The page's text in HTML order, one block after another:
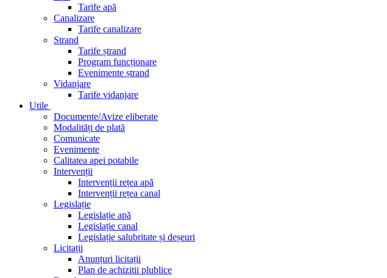
Tarife apă
Canalizare
Tarife canalizare
Strand
Tarife ștrand
Program funcționare
Evenimente ștrand
Vidanjare
Tarife vidanjare
Utile
Documente/Avize eliberate
Modalități de plată
Comunicate
Evenimente
Calitatea apei potabile
Intervenții
Intervenții rețea apă
Intervenții rețea canal
Legislație
Legislație apă
Legislație canal
Legislație salubritate și deșeuri
Licitații
Anunțuri licitații
Plan de achizitii plublice